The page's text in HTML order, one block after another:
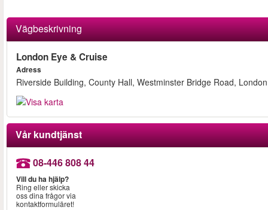
Vägbeskrivning
London Eye & Cruise
Adress
Riverside Building, County Hall, Westminster Bridge Road, London
Vår kundtjänst
08-446 808 44
Vill du ha hjälp?
Ring eller skicka
oss dina frågor via
kontaktformuläret!